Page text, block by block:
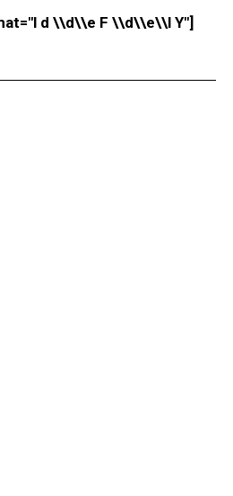
d \\d\\e F \\d\\e\\l Y"]